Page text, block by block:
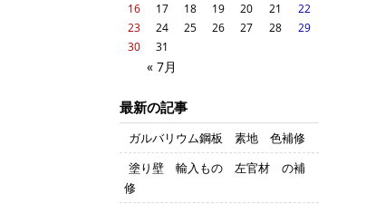
« 7月
16
17 18 19 20 21
22
23
24 25 26 27 28
29
30
31
最新の記事
ガルバリウム鋼板 素地 色補修
塗り壁 輸入もの 左官材 の補
修